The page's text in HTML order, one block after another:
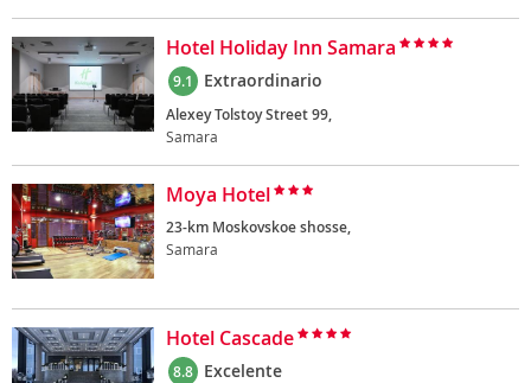
Hotel Holiday Inn Samara
9.1 Extraordinario
Alexey Tolstoy Street 99,
Samara
Moya Hotel
23-km Moskovskoe shosse,
Samara
Hotel Cascade
8.8 Excelente